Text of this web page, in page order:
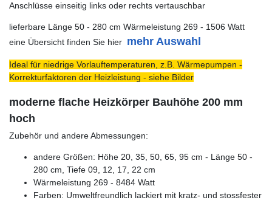
Anschlüsse einseitig links oder rechts vertauschbar
lieferbare Länge 50 - 280 cm Wärmeleistung 269 - 1506 Watt
eine Übersicht finden Sie hier mehr Auswahl
Ideal für niedrige Vorlauftemperaturen, z.B. Wärmepumpen -
Korrekturfaktoren der Heizleistung - siehe Bilder
moderne flache Heizkörper Bauhöhe 200 mm
hoch
Zubehör und andere Abmessungen:
andere Größen: Höhe 20, 35, 50, 65, 95 cm - Länge 50 -
280 cm, Tiefe 09, 12, 17, 22 cm
Wärmeleistung 269 - 8484 Watt
Farben: Umweltfreundlich lackiert mit kratz- und stossfester